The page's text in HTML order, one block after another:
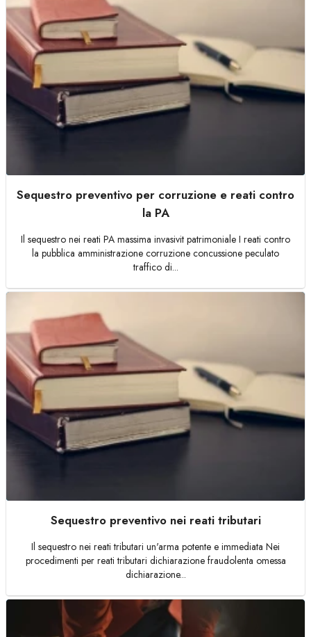
Sequestro preventivo per corruzione e reati contro
la PA
Il sequestro nei reati PA massima invasivit patrimoniale I reati contro
la pubblica amministrazione corruzione concussione peculato
traffico di...
Sequestro preventivo nei reati tributari
Il sequestro nei reati tributari un'arma potente e immediata Nei
procedimenti per reati tributari dichiarazione fraudolenta omessa
dichiarazione...